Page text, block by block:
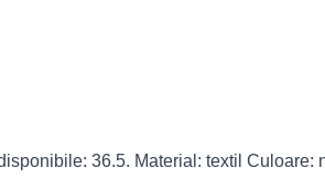
36.5. Material: textil Culoare: